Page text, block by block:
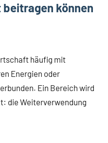
können
häufig mit
Energien oder
Ein Bereich wird
die Weiterverwendung